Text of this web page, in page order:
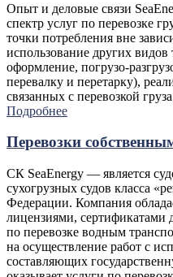
Опыт и деловые связи
спектр услуг по перевозке
точки потребления вне
использование других
оформление, погрузо-
перевалку и перетарку),
связанных с перевозкой
Подробнее
Перевозки
СК SeaEnergy — является
сухогрузных судов класса
Федерации. Компания
лицензиями, сертификатами
по перевозке водным
на осуществление работ с
составляющих